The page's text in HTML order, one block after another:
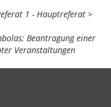
1 - Hauptreferat
Beantragung einer
Veranstaltungen